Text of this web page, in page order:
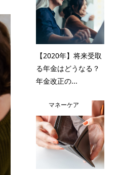
【2020年】将来受取
る年金はどうなる？
年金改正の...
マネーケア